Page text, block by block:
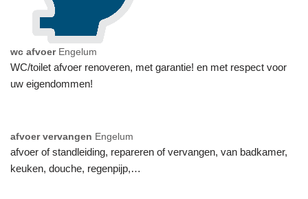
wc afvoer Engelum
WC/toilet afvoer renoveren, met garantie! en met respect voor
uw eigendommen!
afvoer vervangen Engelum
afvoer of standleiding, repareren of vervangen, van badkamer,
keuken, douche, regenpijp,…